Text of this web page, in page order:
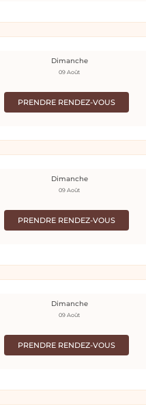
PRENDRE RENDEZ-VOUS
Dimanche
09 Août
PRENDRE RENDEZ-VOUS
Dimanche
09 Août
PRENDRE RENDEZ-VOUS
Dimanche
09 Août